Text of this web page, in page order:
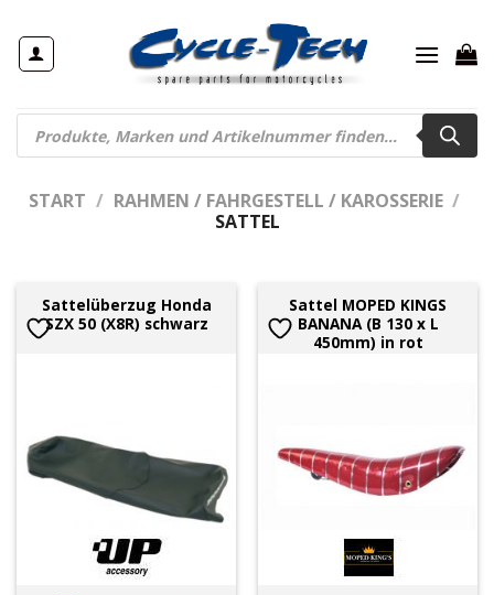
Inhalt
springen
Products
search
START / RAHMEN / FAHRGESTELL / KAROSSERIE /
SATTEL
Sattelüberzug Honda
SZX 50 (X8R) schwarz
Sattel MOPED KINGS
BANANA (B 130 x L
450mm) in rot